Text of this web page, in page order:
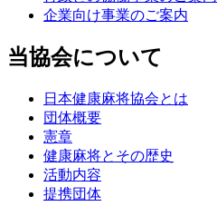
企業向け事業のご案内
当協会について
日本健康麻将協会とは
団体概要
憲章
健康麻将とその歴史
活動内容
提携団体